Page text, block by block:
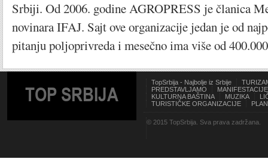
Srbiji. Od 2006. godine AGROPRESS je članica
novinara IFAJ. Sajt ove organizacije jedan je od
pitanju poljoprivreda i mesečno ima više od
TOP SRBIJA
TopSrbija - Najbolje iz Srbije
PREDSTAVLJAMO
MANIFESTACIJE
KULTURNA BAŠTINA
MUZIKA
TURISTIČKE ORGANIZACIJE
© 2015 TopSrbija. Sva prava zadržana.